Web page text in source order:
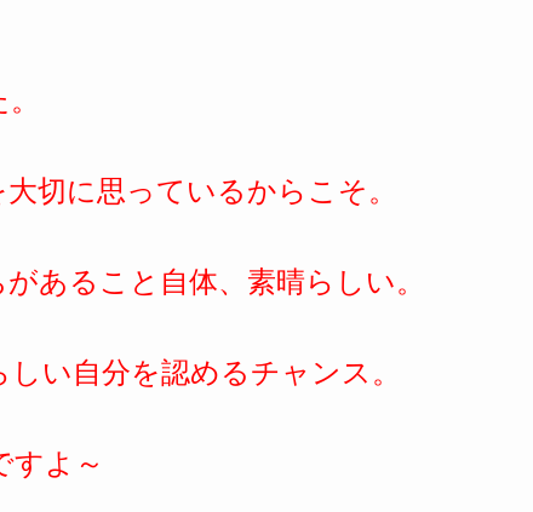
切に思っているからこそ。
あること自体、素晴らしい。
い自分を認めるチャンス。
すよ～